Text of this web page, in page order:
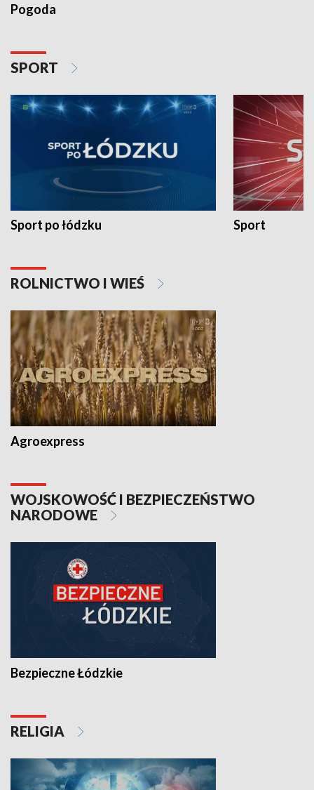
Pogoda
SPORT
Sport po łódzku Sport
ROLNICTWO I WIEŚ
Agroexpress
WOJSKOWOŚĆ I BEZPIECZEŃSTWO
NARODOWE
Bezpieczne Łódzkie
RELIGIA